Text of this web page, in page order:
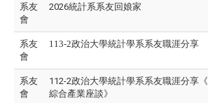
系友
會
2026統計系系友回娘家
系友
會
113-2政治大學統計學系系友職涯分享
系友
會
112-2政治大學統計學系系友職涯分享
綜合產業座談》